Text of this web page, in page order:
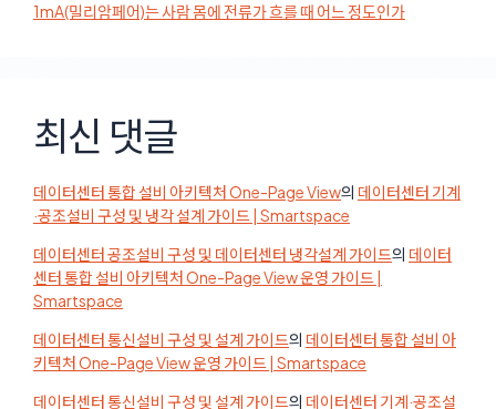
1mA(밀리암페어)는 사람 몸에 전류가 흐를 때 어느 정도인가
최신 댓글
데이터센터 통합 설비 아키텍처 One-Page View의 데이터센터 기계
·공조설비 구성 및 냉각 설계 가이드 | Smartspace
데이터센터 공조설비 구성 및 데이터센터 냉각설계 가이드의 데이터
센터 통합 설비 아키텍처 One-Page View 운영 가이드 |
Smartspace
데이터센터 통신설비 구성 및 설계 가이드의 데이터센터 통합 설비 아
키텍처 One-Page View 운영 가이드 | Smartspace
데이터센터 통신설비 구성 및 설계 가이드의 데이터센터 기계·공조설